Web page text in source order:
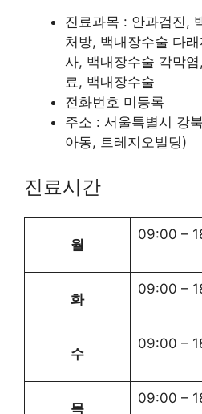
진료과목 : 안과검진,
처방, 백내장수술 다
사, 백내장수술 각막
료, 백내장수술
전화번호 미등록
주소 : 서울특별시 강
아동, 트레지오빌딩)
진료시간
월
09:00 –
화
09:00 –
수
09:00 –
목
09:00 –